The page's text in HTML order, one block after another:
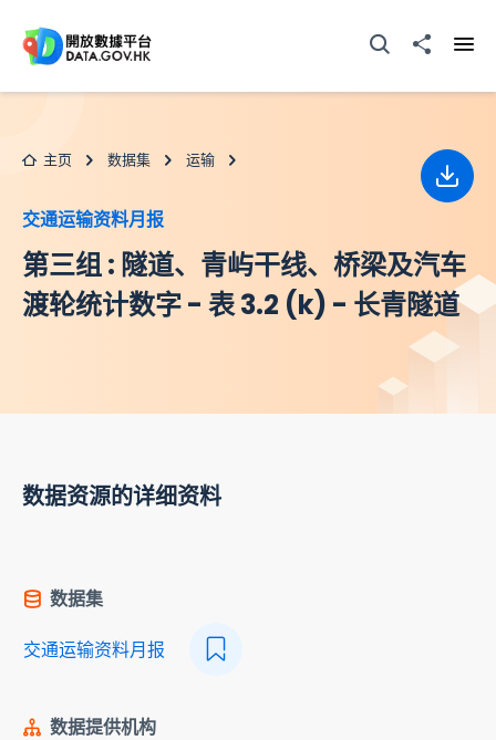
打开搜寻器分享至
主页 数据集 运输
交通运输资料月报
第三组 : 隧道、青屿干线、桥梁及汽车
渡轮统计数字 - 表 3.2 (k) - 长青隧道
下载
数据资源的详细资料
数据集
交通运输资料月报
数据提供机构